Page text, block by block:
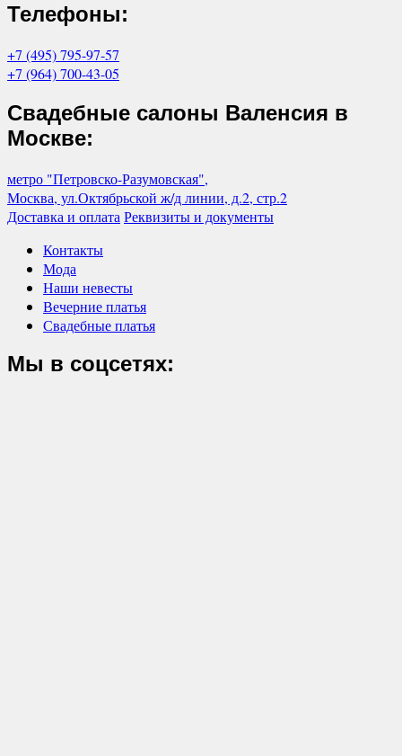
Телефоны:
+7 (495) 795-97-57
+7 (964) 700-43-05
Свадебные салоны Валенсия в
Москве:
метро "Петровско-Разумовская",
Москва, ул.Октябрьской ж/д линии, д.2, стр.2
Доставка и оплата Реквизиты и документы
Контакты
Мода
Наши невесты
Вечерние платья
Свадебные платья
Мы в соцсетях: